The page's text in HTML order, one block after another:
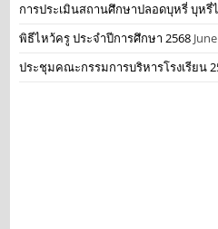
การประเมินสถานศึกษาปลอดบุหรี่ บุหรี่
พิธีไหว้ครู ประจำปีการศึกษา 2568
ประชุมคณะกรรมการบริหารโรงเรียน